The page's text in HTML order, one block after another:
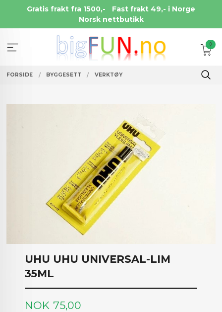
Gratis frakt fra 1500,-
Fast frakt 49,- i Norge
Norsk nettbutikk
0
FORSIDE BYGGESETT VERKTØY
UHU UHU UNIVERSAL-LIM
35ML
Pris
NOK 75,00